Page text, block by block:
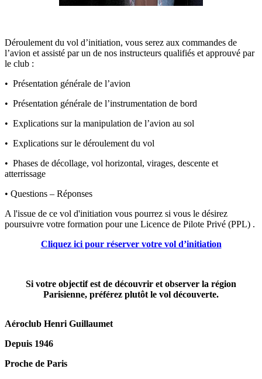
Déroulement du vol d’initiation, vous serez aux commandes de
l’avion et assisté par un de nos instructeurs qualifiés et approuvé par
le club :
• Présentation générale de l’avion
• Présentation générale de l’instrumentation de bord
• Explications sur la manipulation de l’avion au sol
• Explications sur le déroulement du vol
• Phases de décollage, vol horizontal, virages, descente et
atterrissage
• Questions – Réponses
A l'issue de ce vol d'initiation vous pourrez si vous le désirez
poursuivre votre formation pour une Licence de Pilote Privé (PPL) .
Cliquez ici pour réserver votre vol d’initiation
Si votre objectif est de découvrir et observer la région
Parisienne, préférez plutôt le vol découverte.
Aéroclub Henri Guillaumet
Depuis 1946
Proche de Paris